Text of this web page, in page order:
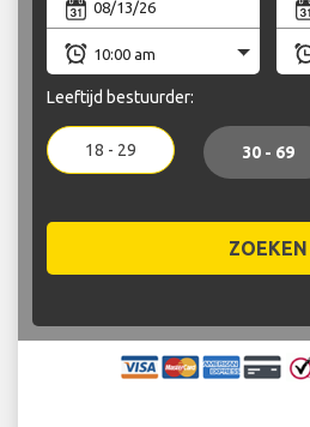
Leeftijd bestuurder:
18 - 29 30 - 69
ZOEKEN